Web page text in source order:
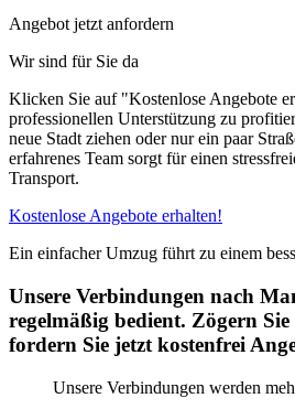
Angebot jetzt anfordern
Wir sind für Sie da
Klicken Sie auf "Kostenlose Angebote
professionellen Unterstützung zu
neue Stadt ziehen oder nur ein paar
erfahrenes Team sorgt für einen
Transport.
Kostenlose Angebote erhalten!
Ein einfacher Umzug führt zu einem
Unsere Verbindungen nach
regelmäßig bedient. Zögern
fordern Sie jetzt kostenfrei
Unsere Verbindungen werden